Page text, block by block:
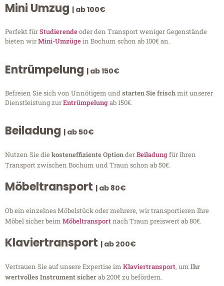
Mini Umzug | ab 100€
Perfekt fürStudierendeoder den Transport weniger Gegenstände
bieten wirMini-Umzügein Bochum schon ab 100€ an.
Entrümpelung | ab 150€
Befreien Sie sich von Unnötigem undstarten Sie frischmit unserer
Dienstleistung zurEntrümpelungab 150€.
Beiladung | ab 50€
Nutzen Sie diekosteneffiziente OptionderBeiladungfür Ihren
Transport zwischen Bochum und Traun schon ab 50€.
Möbeltransport | ab 80€
Ob ein einzelnes Möbelstück oder mehrere, wir transportieren Ihre
Möbel sicher beim Möbeltransportnach Traun preiswert ab 80€.
Klaviertransport | ab 200€
Vertrauen Sie auf unsere Expertise im Klaviertransport, um Ihr
wertvolles Instrument sicherab 200€ zu befördern.